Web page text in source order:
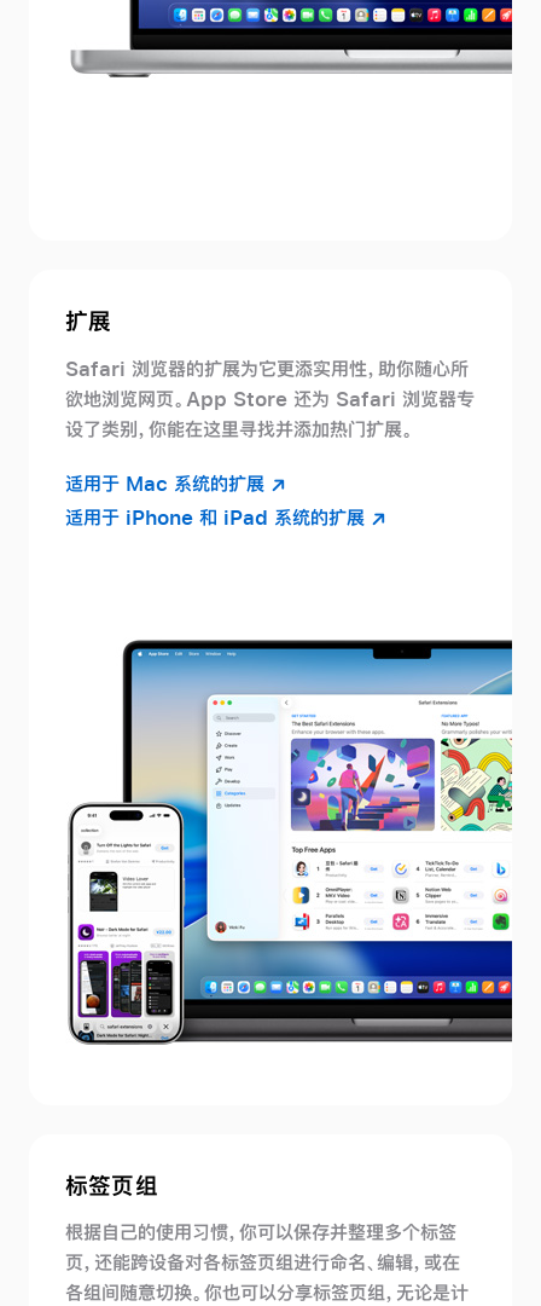
扩展
Safari 浏览器的扩展为它更添实用性，助你随心所
欲地浏览网页。App Store 还为 Safari 浏览器专
设了类别，你能在这里寻找并添加热门扩展。
适用于 Mac 系统的扩展
适用于 iPhone 和 iPad 系统的扩展
标签页组
根据自己的使用习惯，你可以保存并整理多个标签
页，还能跨设备对各标签页组进行命名、编辑，或在
各组间随意切换。你也可以分享标签页组，无论是计